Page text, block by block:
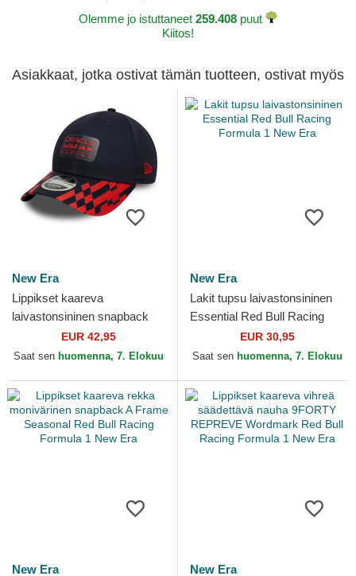
Olemme jo istuttaneet 259.408 puut
Kiitos!
Asiakkaat, jotka ostivat tämän tuotteen, ostivat myös
New Era
Lippikset kaareva
laivastonsininen snapback
9FORTY M-Crown Visor
Print Red Bull Racing
EUR 42,95
Saat sen huomenna, 7. Elokuu
New Era
Lakit tupsu laivastonsininen
Essential Red Bull Racing
Formula 1 New Era
EUR 30,95
Saat sen huomenna, 7. Elokuu
New Era New Era